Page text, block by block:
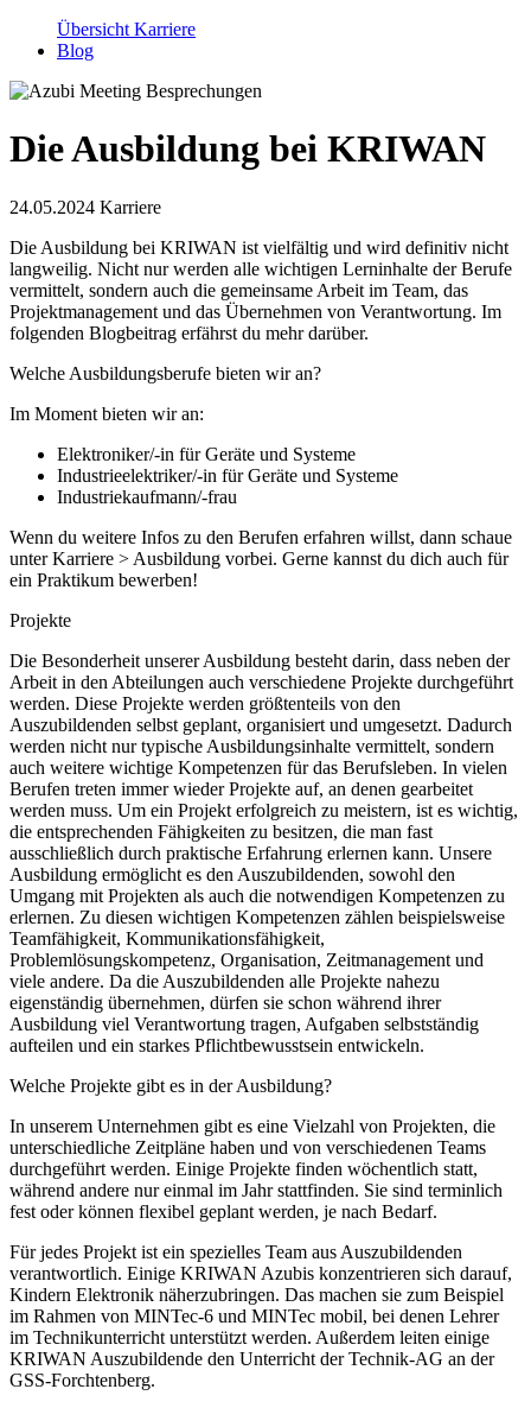
Übersicht Karriere
Blog
Die Ausbildung bei KRIWAN
24.05.2024 Karriere
Die Ausbildung bei KRIWAN ist vielfältig und wird definitiv nicht
langweilig. Nicht nur werden alle wichtigen Lerninhalte der Berufe
vermittelt, sondern auch die gemeinsame Arbeit im Team, das
Projektmanagement und das Übernehmen von Verantwortung. Im
folgenden Blogbeitrag erfährst du mehr darüber.
Welche Ausbildungsberufe bieten wir an?
Im Moment bieten wir an:
Elektroniker/-in für Geräte und Systeme
Industrieelektriker/-in für Geräte und Systeme
Industriekaufmann/-frau
Wenn du weitere Infos zu den Berufen erfahren willst, dann schaue
unter Karriere > Ausbildung vorbei. Gerne kannst du dich auch für
ein Praktikum bewerben!
Projekte
Die Besonderheit unserer Ausbildung besteht darin, dass neben der
Arbeit in den Abteilungen auch verschiedene Projekte durchgeführt
werden. Diese Projekte werden größtenteils von den
Auszubildenden selbst geplant, organisiert und umgesetzt. Dadurch
werden nicht nur typische Ausbildungsinhalte vermittelt, sondern
auch weitere wichtige Kompetenzen für das Berufsleben. In vielen
Berufen treten immer wieder Projekte auf, an denen gearbeitet
werden muss. Um ein Projekt erfolgreich zu meistern, ist es wichtig,
die entsprechenden Fähigkeiten zu besitzen, die man fast
ausschließlich durch praktische Erfahrung erlernen kann. Unsere
Ausbildung ermöglicht es den Auszubildenden, sowohl den
Umgang mit Projekten als auch die notwendigen Kompetenzen zu
erlernen. Zu diesen wichtigen Kompetenzen zählen beispielsweise
Teamfähigkeit, Kommunikationsfähigkeit,
Problemlösungskompetenz, Organisation, Zeitmanagement und
viele andere. Da die Auszubildenden alle Projekte nahezu
eigenständig übernehmen, dürfen sie schon während ihrer
Ausbildung viel Verantwortung tragen, Aufgaben selbstständig
aufteilen und ein starkes Pflichtbewusstsein entwickeln.
Welche Projekte gibt es in der Ausbildung?
In unserem Unternehmen gibt es eine Vielzahl von Projekten, die
unterschiedliche Zeitpläne haben und von verschiedenen Teams
durchgeführt werden. Einige Projekte finden wöchentlich statt,
während andere nur einmal im Jahr stattfinden. Sie sind terminlich
fest oder können flexibel geplant werden, je nach Bedarf.
Für jedes Projekt ist ein spezielles Team aus Auszubildenden
verantwortlich. Einige KRIWAN Azubis konzentrieren sich darauf,
Kindern Elektronik näherzubringen. Das machen sie zum Beispiel
im Rahmen von MINTec-6 und MINTec mobil, bei denen Lehrer
im Technikunterricht unterstützt werden. Außerdem leiten einige
KRIWAN Auszubildende den Unterricht der Technik-AG an der
GSS-Forchtenberg.